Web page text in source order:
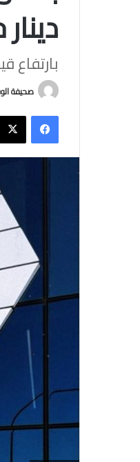
بارتفاع قيمته 23.6 مليون دينار كويتي عن
صحيفة
فيسبوك